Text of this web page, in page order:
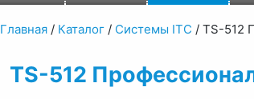
Главная / Каталог / Системы ITC / TS-512
TS-512